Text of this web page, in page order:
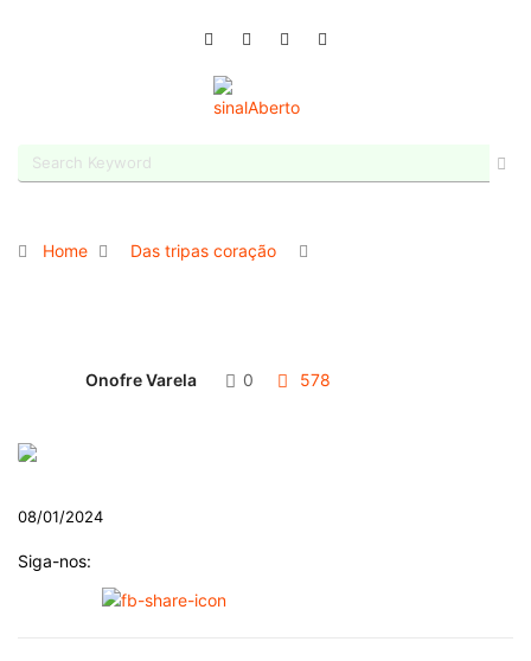
Home Das tripas coração
Onofre Varela 0 578
08/01/2024
Siga-nos: